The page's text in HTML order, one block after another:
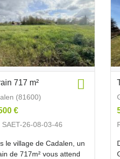
717 m²
(81600)
€
SAET-26-08-03-46
le village de Cadalen, un
de 717m² vous attend